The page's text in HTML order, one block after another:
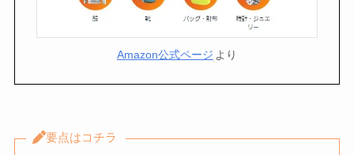
Amazon公式ページ より
要点はコチラ